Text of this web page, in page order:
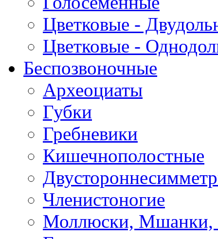
Цветковые -
Цветковые -
Беспозвоночные
Археоциаты
Губки
Гребневики
Кишечнополостные
Членистоногие
Моллюски, Мшанки,